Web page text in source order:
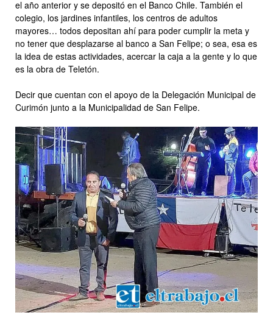
el año anterior y se depositó en el Banco Chile. También el
colegio, los jardines infantiles, los centros de adultos
mayores… todos depositan ahí para poder cumplir la meta y
no tener que desplazarse al banco a San Felipe; o sea, esa es
la idea de estas actividades, acercar la caja a la gente y lo que
es la obra de Teletón.
Decir que cuentan con el apoyo de la Delegación Municipal de
Curimón junto a la Municipalidad de San Felipe.